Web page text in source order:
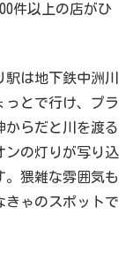
件以上の店がひ
は地下鉄中洲川
っとで行け、プラ
からだと川を渡る
ンの灯りが写り込
。猥雑な雰囲気も
きゃのスポットで